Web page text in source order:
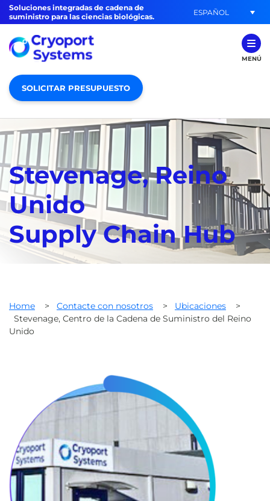
Soluciones integradas de cadena de
suministro para las ciencias biológicas.
ESPAÑOL
MENÚ
SOLICITAR PRESUPUESTO
Stevenage, Reino
Unido
Supply Chain Hub
Home > Contacte con nosotros > Ubicaciones
>
Stevenage, Centro de la Cadena de Suministro del Reino
Unido